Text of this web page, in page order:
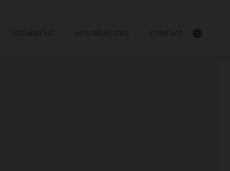
RECHERCHE NOS RÉUSSITES CONTACT